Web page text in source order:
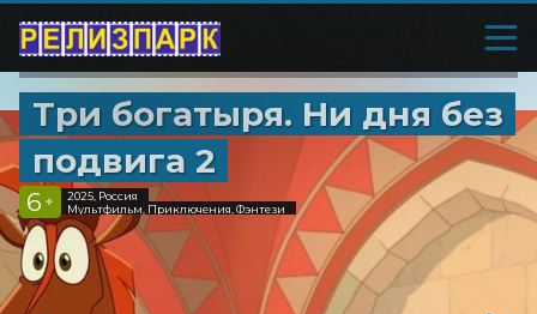
Три богатыря. Ни дня без
подвига 2
6 +
2025, Россия
Мультфильм, Приключения, Фэнтези